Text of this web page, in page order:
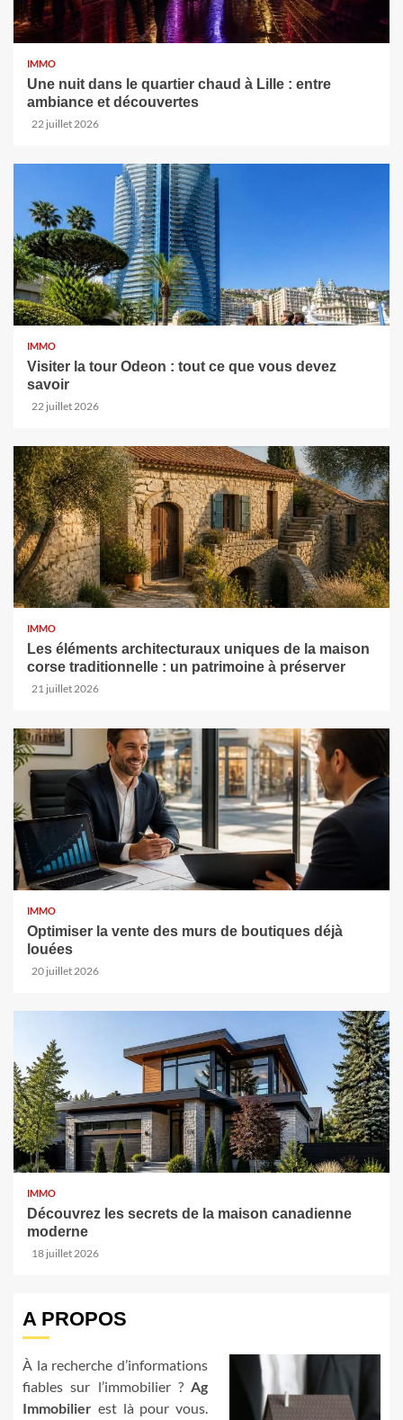
IMMO
Une nuit dans le quartier chaud à Lille : entre
ambiance et découvertes
22 juillet 2026
IMMO
Visiter la tour Odeon : tout ce que vous devez
savoir
22 juillet 2026
IMMO
Les éléments architecturaux uniques de la maison
corse traditionnelle : un patrimoine à préserver
21 juillet 2026
IMMO
Optimiser la vente des murs de boutiques déjà
louées
20 juillet 2026
IMMO
Découvrez les secrets de la maison canadienne
moderne
18 juillet 2026
A PROPOS
À la recherche d’informations
fiables sur l’immobilier ? Ag
Immobilier est là pour vous.